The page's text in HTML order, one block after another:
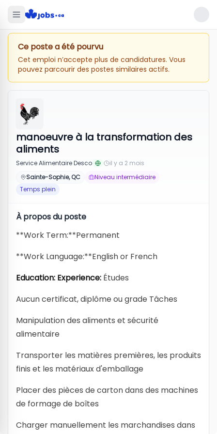
Ce poste a été pourvu
Cet emploi n’accepte plus de candidatures. Vous
pouvez parcourir des postes similaires actifs.
manoeuvre à la transformation des
aliments
Service Alimentaire Desco
il y a 2 mois
Sainte-Sophie, QC
Niveau intermédiaire
Temps plein
À propos du poste
**Work Term:**Permanent
**Work Language:**English or French
Education: Experience: Études
Aucun certificat, diplôme ou grade Tâches
Manipulation des aliments et sécurité
alimentaire
Transporter les matières premières, les produits
finis et les matériaux d'emballage
Placer des pièces de carton dans des machines
de formage de boîtes
Charger manuellement les marchandises dans